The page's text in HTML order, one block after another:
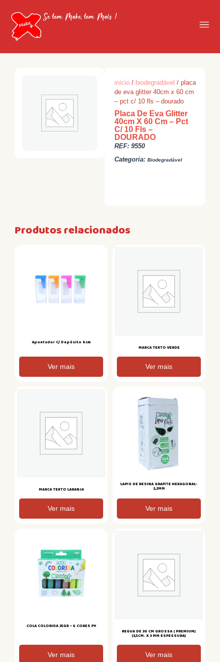
Se tem Make, tem Mais !
início / biodegradável / placa
de eva glitter 40cm x 60 cm
– pct c/ 10 fls – dourado
Placa De Eva Glitter
40cm X 60 Cm – Pct
C/ 10 Fls –
DOURADO
REF:9550
Categoria: Biodegradável
Produtos relacionados
Apontador C/ Depósito 6cm
Ver mais
MARCA TEXTO VERDE
Ver mais
MARCA TEXTO LARANJA
Ver mais
LAPIS DE RESINA GRAFITE HEXAGONAL-
2,2MM
Ver mais
COLA COLORIDA 25GR – 6 CORES PY
Ver mais
REGUA DE 30 CM GROSSA ( PREMIUM)
(3,5CM. X 3 MM ESPESSURA)
Ver mais